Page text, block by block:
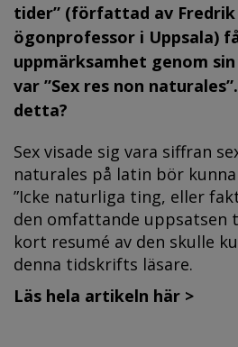
tider” (författad av Fredrik
ögonprofessor i Uppsala)
uppmärksamhet genom
var ”Sex res non
detta?
Sex visade sig vara siffran
naturales på latin bör
”Icke naturliga ting, eller
den omfattande uppsatsen
kort resumé av den skulle
denna tidskrifts läsare.
Läs hela artikeln här >